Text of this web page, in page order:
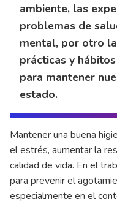
ambiente, las
problemas de
mental, por otro
prácticas y
para mantener
estado.
Mantener una buena
el estrés, aumentar la
calidad de vida. En el
para prevenir el
especialmente en el